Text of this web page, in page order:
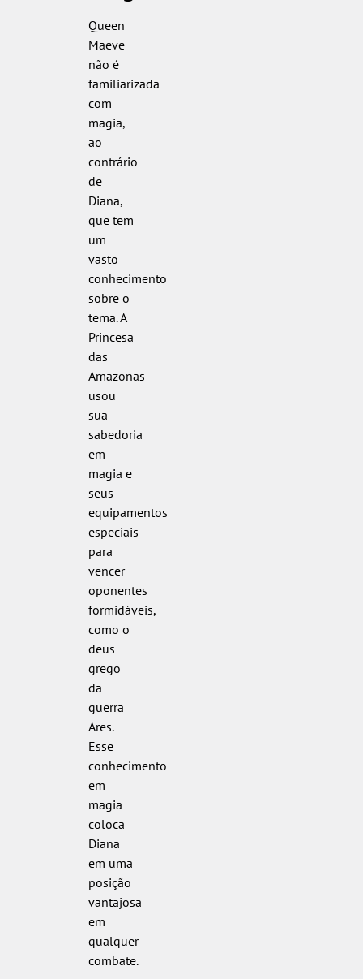
Queen
Maeve
não é
familiarizada
com
magia,
ao
contrário
de
Diana,
que tem
um
vasto
conhecimento
sobre o
tema. A
Princesa
das
Amazonas
usou
sua
sabedoria
em
magia e
seus
equipamentos
especiais
para
vencer
oponentes
formidáveis,
como o
deus
grego
da
guerra
Ares.
Esse
conhecimento
em
magia
coloca
Diana
em uma
posição
vantajosa
em
qualquer
combate.